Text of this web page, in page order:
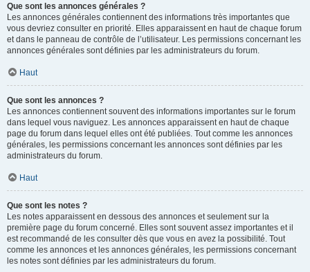
Que sont les annonces générales ?
Les annonces générales contiennent des informations très importantes que
vous devriez consulter en priorité. Elles apparaissent en haut de chaque forum
et dans le panneau de contrôle de l’utilisateur. Les permissions concernant les
annonces générales sont définies par les administrateurs du forum.
Haut
Que sont les annonces ?
Les annonces contiennent souvent des informations importantes sur le forum
dans lequel vous naviguez. Les annonces apparaissent en haut de chaque
page du forum dans lequel elles ont été publiées. Tout comme les annonces
générales, les permissions concernant les annonces sont définies par les
administrateurs du forum.
Haut
Que sont les notes ?
Les notes apparaissent en dessous des annonces et seulement sur la
première page du forum concerné. Elles sont souvent assez importantes et il
est recommandé de les consulter dès que vous en avez la possibilité. Tout
comme les annonces et les annonces générales, les permissions concernant
les notes sont définies par les administrateurs du forum.